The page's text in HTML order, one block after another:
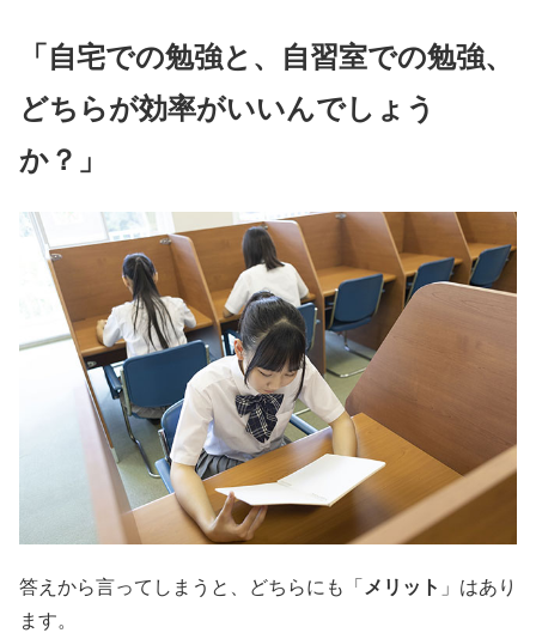
「自宅での勉強と、自習室での勉強、
どちらが効率がいいんでしょう
か？」
答えから言ってしまうと、どちらにも「 メリット 」はあり
ます。